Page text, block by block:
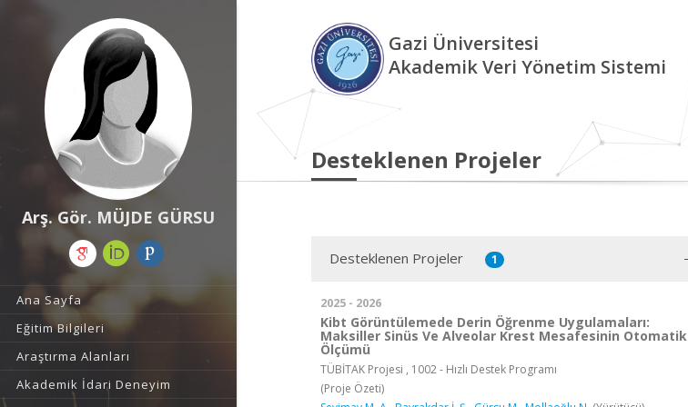
Arş. Gör. MÜJDE GÜRSU
Ana Sayfa
Eğitim Bilgileri
Araştırma Alanları
Akademik İdari Deneyim
Gazi Üniversitesi
Akademik Veri Yönetim Sistemi
Desteklenen Projeler
Desteklenen Projeler 1
2025 - 2026
Kibt Görüntülemede Derin Öğrenme Uygulamaları:
Maksiller Sinüs Ve Alveolar Krest Mesafesinin Otomatik
Ölçümü
TÜBİTAK Projesi , 1002 - Hızlı Destek Programı
(Proje Özeti)